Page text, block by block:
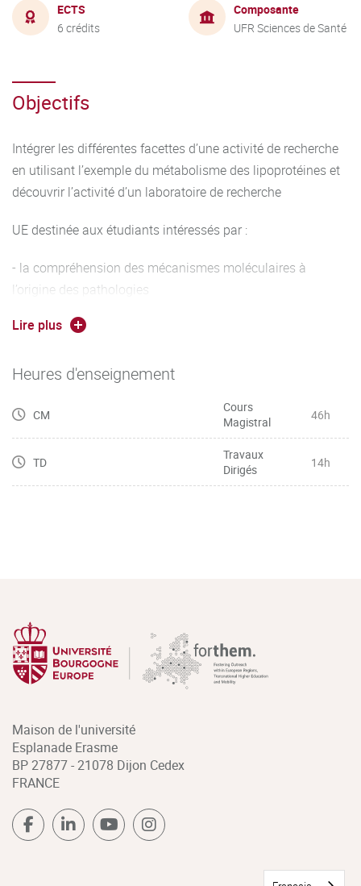
ECTS
6 crédits
Composante
UFR Sciences de Santé
Objectifs
Intégrer les différentes facettes d’une activité de recherche
en utilisant l’exemple du métabolisme des lipoprotéines et
découvrir l’activité d’un laboratoire de recherche
UE destinée aux étudiants intéressés par :
- la compréhension des mécanismes moléculaires à
l’origine des pathologies
- la recherche fondamentale et translationnelle
-le métabolisme et les maladies cardiovasculaires
Lire plus
Heures d'enseignement
CM
Cours
Magistral
46h
TD
Travaux
Dirigés
14h
Maison de l'université
Esplanade Erasme
BP 27877 - 21078 Dijon Cedex
FRANCE